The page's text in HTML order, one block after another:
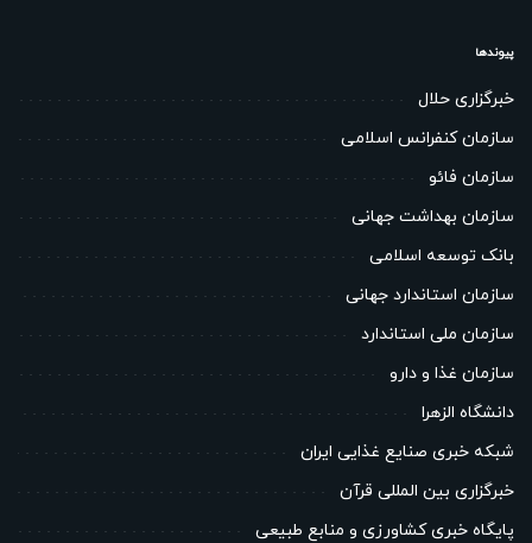
پیوندها
خبرگزاری حلال
سازمان کنفرانس اسلامی
سازمان فائو
سازمان بهداشت جهانی
بانک توسعه اسلامی
سازمان استاندارد جهانی
سازمان ملی استاندارد
سازمان غذا و دارو
دانشگاه الزهرا
شبکه خبری صنایع غذایی ایران
خبرگزاری بین المللی قرآن
پایگاه خبری کشاورزی و منابع طبیعی